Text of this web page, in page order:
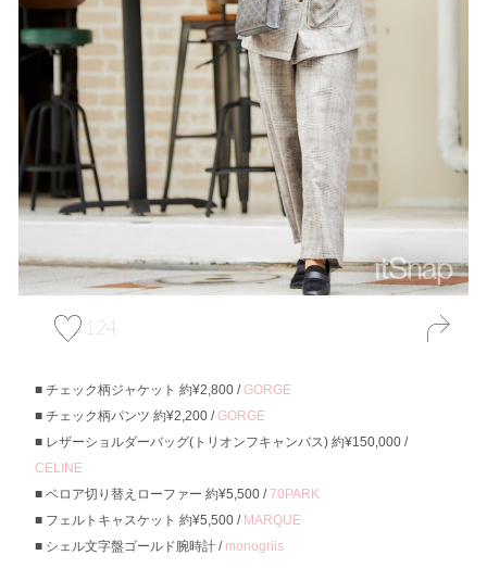
124
チェック柄ジャケット 約¥2,800 /GORGE
チェック柄パンツ 約¥2,200 /GORGE
レザーショルダーバッグ(トリオンフキャンバス) 約¥150,000 /
CELINE
ベロア切り替えローファー 約¥5,500 /70PARK
フェルトキャスケット 約¥5,500 / MARQUE
シェル文字盤ゴールド腕時計 / monogriis